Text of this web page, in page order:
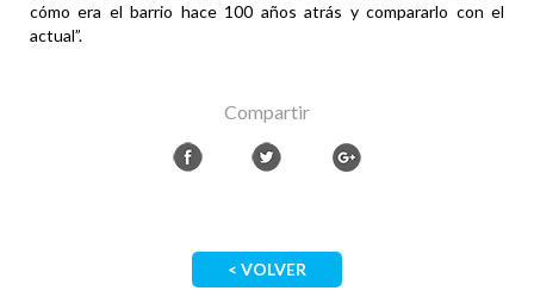
cómo era el barrio hace 100 años atrás y compararlo con el
actual”.
Compartir
< VOLVER